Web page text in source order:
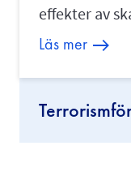
effekter av
Läs mer